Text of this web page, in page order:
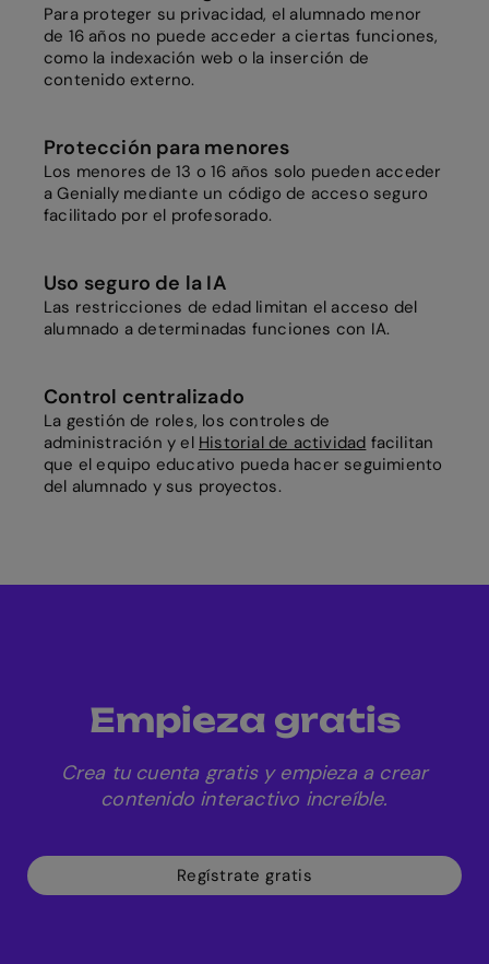
Para proteger su privacidad, el alumnado menor
de 16 años no puede acceder a ciertas funciones,
como la indexación web o la inserción de
contenido externo.
Protección para menores
Los menores de 13 o 16 años solo pueden acceder
a Genially mediante un código de acceso seguro
facilitado por el profesorado.
Uso seguro de la IA
Las restricciones de edad limitan el acceso del
alumnado a determinadas funciones con IA.
Control centralizado
La gestión de roles, los controles de
administración y el Historial de actividad facilitan
que el equipo educativo pueda hacer seguimiento
del alumnado y sus proyectos.
Empieza gratis
Crea tu cuenta gratis y empieza a crear
contenido interactivo increíble.
Regístrate gratis